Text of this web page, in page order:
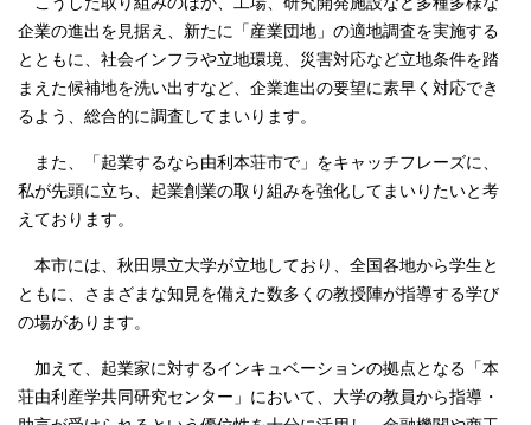
企業の進出を見据え、新たに「産業団地」の適地調査を実施する
とともに、社会インフラや立地環境、災害対応など立地条件を踏
まえた候補地を洗い出すなど、企業進出の要望に素早く対応でき
るよう、総合的に調査してまいります。
また、「起業するなら由利本荘市で」をキャッチフレーズに、
私が先頭に立ち、起業創業の取り組みを強化してまいりたいと考
えております。
本市には、秋田県立大学が立地しており、全国各地から学生と
ともに、さまざまな知見を備えた数多くの教授陣が指導する学び
の場があります。
加えて、起業家に対するインキュベーションの拠点となる「本
荘由利産学共同研究センター」において、大学の教員から指導・